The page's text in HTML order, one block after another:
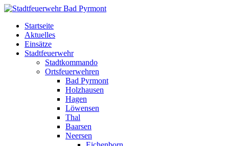
Startseite
Aktuelles
Einsätze
Stadtfeuerwehr
Stadtkommando
Ortsfeuerwehren
Bad Pyrmont
Holzhausen
Hagen
Löwensen
Thal
Baarsen
Neersen